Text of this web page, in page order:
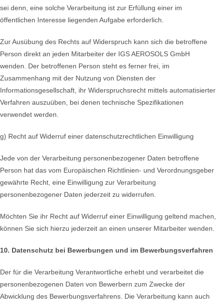
sei denn, eine solche Verarbeitung ist zur Erfüllung einer im
öffentlichen Interesse liegenden Aufgabe erforderlich.
Zur Ausübung des Rechts auf Widerspruch kann sich die betroffene
Person direkt an jeden Mitarbeiter der IGS AEROSOLS GmbH
wenden. Der betroffenen Person steht es ferner frei, im
Zusammenhang mit der Nutzung von Diensten der
Informationsgesellschaft, ihr Widerspruchsrecht mittels automatisierter
Verfahren auszuüben, bei denen technische Spezifikationen
verwendet werden.
g) Recht auf Widerruf einer datenschutzrechtlichen Einwilligung
Jede von der Verarbeitung personenbezogener Daten betroffene
Person hat das vom Europäischen Richtlinien- und Verordnungsgeber
gewährte Recht, eine Einwilligung zur Verarbeitung
personenbezogener Daten jederzeit zu widerrufen.
Möchten Sie ihr Recht auf Widerruf einer Einwilligung geltend machen,
können Sie sich hierzu jederzeit an einen unserer Mitarbeiter wenden.
10. Datenschutz bei Bewerbungen und im Bewerbungsverfahren
Der für die Verarbeitung Verantwortliche erhebt und verarbeitet die
personenbezogenen Daten von Bewerbern zum Zwecke der
Abwicklung des Bewerbungsverfahrens. Die Verarbeitung kann auch